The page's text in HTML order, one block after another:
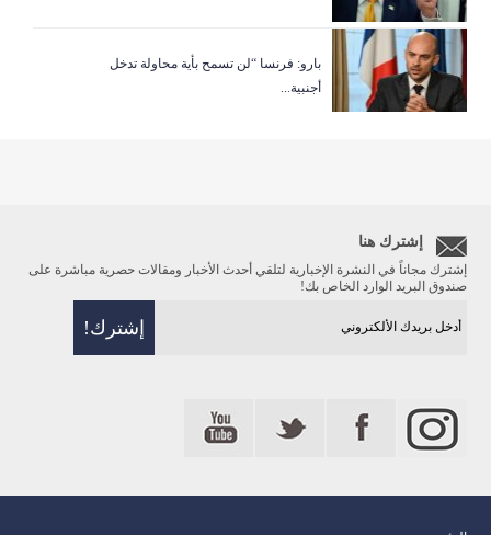
بارو: فرنسا “لن تسمح بأية محاولة تدخل
أجنبية...
إشترك هنا
إشترك مجاناً في النشرة الإخبارية لتلقي أحدث الأخبار ومقالات حصرية مباشرة على
صندوق البريد الوارد الخاص بك!